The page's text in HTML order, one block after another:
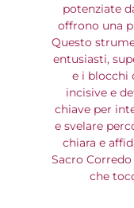
potenziate
offrono una
Questo
entusiasti,
e i blocchi
incisive e
chiave per
e svelare
chiara e
Sacro
che